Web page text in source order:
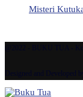
Misteri